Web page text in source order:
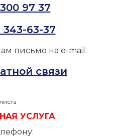
97 37
343-63-37
письмо на e-mail:
связи
УСЛУГА